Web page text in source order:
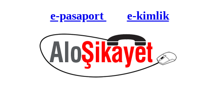
e-pasaport
e-kimlik